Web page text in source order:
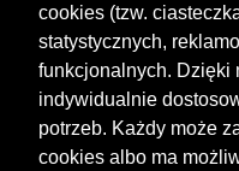
cookies (tzw.
statystycznych,
funkcjonalnych. Dzięki
indywidualnie
potrzeb. Każdy może
cookies albo ma
17 18 19
24 25 26